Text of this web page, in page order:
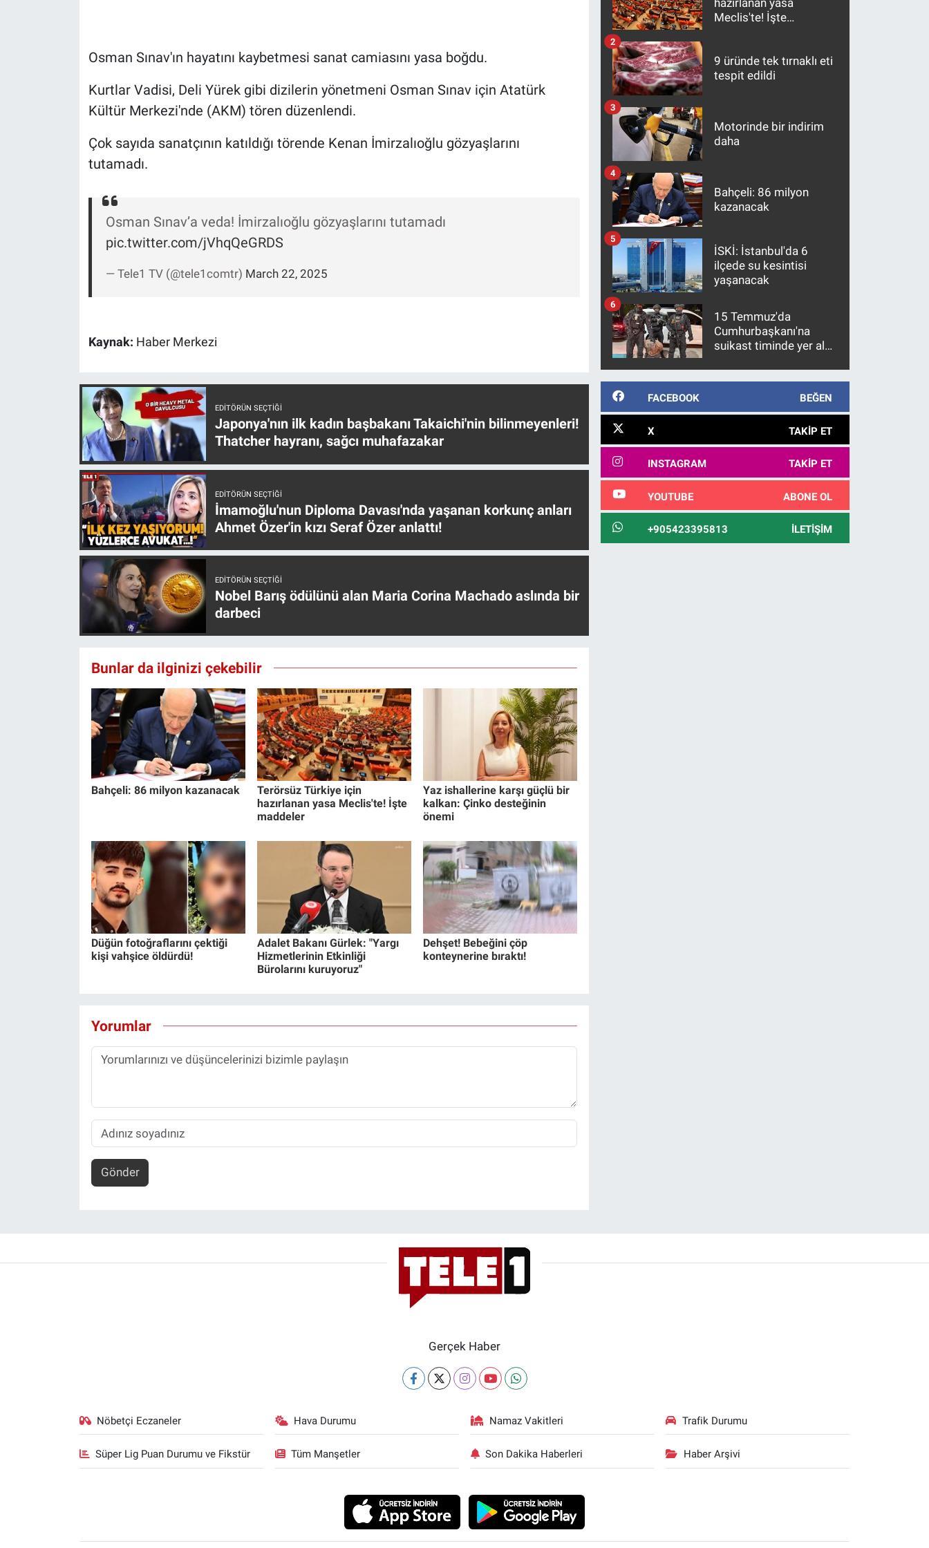
Osman Sınav'ın hayatını kaybetmesi sanat camiasını yasa boğdu.
Kurtlar Vadisi, Deli Yürek gibi dizilerin yönetmeni Osman Sınav için Atatürk
Kültür Merkezi'nde (AKM) tören düzenlendi.
Çok sayıda sanatçının katıldığı törende Kenan İmirzalıoğlu gözyaşlarını
tutamadı.
Osman Sınav’a veda! İmirzalıoğlu gözyaşlarını tutamadı
pic.twitter.com/jVhqQeGRDS
— Tele1 TV (@tele1comtr) March 22, 2025
Kaynak: Haber Merkezi
EDITÖRÜN SEÇTIĞI
Japonya'nın ilk kadın başbakanı Takaichi'nin bilinmeyenleri!
Thatcher hayranı, sağcı muhafazakar
EDITÖRÜN SEÇTIĞI
İmamoğlu'nun Diploma Davası'nda yaşanan korkunç anları
Ahmet Özer'in kızı Seraf Özer anlattı!
EDITÖRÜN SEÇTIĞI
Nobel Barış ödülünü alan Maria Corina Machado aslında bir
darbeci
Bunlar da ilginizi çekebilir
Bahçeli: 86 milyon kazanacak
Terörsüz Türkiye için
hazırlanan yasa Meclis'te! İşte
maddeler
Yaz ishallerine karşı güçlü bir
kalkan: Çinko desteğinin
önemi
Düğün fotoğraflarını çektiği
kişi vahşice öldürdü!
Adalet Bakanı Gürlek: "Yargı
Hizmetlerinin Etkinliği
Bürolarını kuruyoruz"
Dehşet! Bebeğini çöp
konteynerine bıraktı!
Yorumlar
Gönder
Meclis'te! İşte
9 üründe tek tırnaklı eti
tespit edildi
2
Motorinde bir indirim
daha
3
Bahçeli: 86 milyon
kazanacak
4
İSKİ: İstanbul'da 6
ilçede su kesintisi
yaşanacak
5
15 Temmuz'da
Cumhurbaşkanı'na
suikast timinde yer alan
10 yıl sonra yakalandı
6
FACEBOOK BEĞEN
X TAKIP ET
INSTAGRAM TAKIP ET
YOUTUBE ABONE OL
+905423395813 İLETIŞIM
Gerçek Haber
Nöbetçi Eczaneler Hava Durumu Namaz Vakitleri Trafik Durumu
Süper Lig Puan Durumu ve Fikstür Tüm Manşetler Son Dakika Haberleri Haber Arşivi
Koronavirüs
Programlar
Türkiye'nin Geleceği
Türkiye'nin Gündemi
Yerel Gündem
Yerel Yaşam
Canlı Yayın